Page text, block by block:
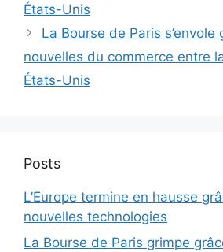
États-Unis
La Bourse de Paris s’envole
nouvelles du commerce entre
États-Unis
Posts
L’Europe termine en hausse
nouvelles technologies
La Bourse de Paris grimpe